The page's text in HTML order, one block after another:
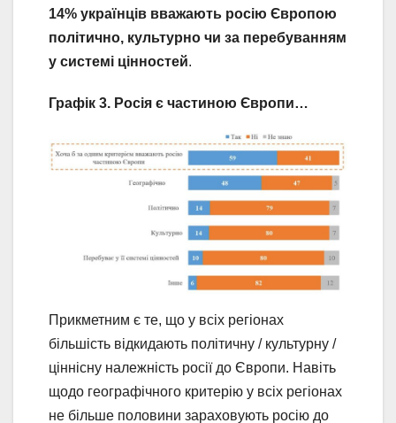
14% українців вважають росію Європою
політично, культурно чи за перебуванням
у системі цінностей.
Графік 3. Росія є частиною Європи…
Прикметним є те, що у всіх регіонах
більшість відкидають політичну / культурну /
ціннісну належність росії до Європи. Навіть
щодо географічного критерію у всіх регіонах
не більше половини зараховують росію до